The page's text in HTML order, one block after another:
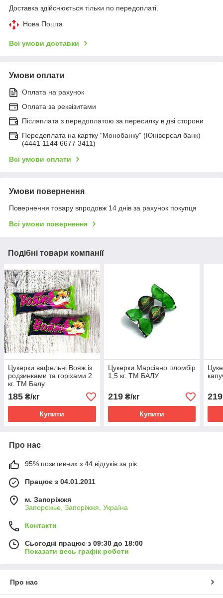
Доставка здійснюється тільки по передоплаті.
Нова Пошта
Всі умови доставки
Умови оплати
Оплата на рахунок
Оплата за реквізитами
Післяплата з передоплатою за пересилку в дві сторони
Передоплата на картку "Монобанку" (Юніверсал банк)
(4441 1144 6677 3411)
Всі умови оплати
Умови повернення
Повернення товару впродовж 14 днів за рахунок покупця
Всі умови повернення
Подібні товари компанії
Цукерки вафельні Вояж із
родзинками та горіхами 2
кг. ТМ Балу
185 ₴/кг
Купити
Цукерки Марсіано пломбір
1,5 кг. ТМ БАЛУ
219₴/кг
Купити
219
Про нас
95% позитивних з 44 відгуків за рік
Працює з 04.01.2011
м. Запоріжжя
Запорожье, Запоріжжя, Україна
Контакти
Сьогодні працює з 09:30 до 18:00
Показати весь графік роботи
Про нас